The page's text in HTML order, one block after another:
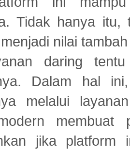
Tidak hanya
nilai
daring
Dalam hal
melalui
membuat
jika platform